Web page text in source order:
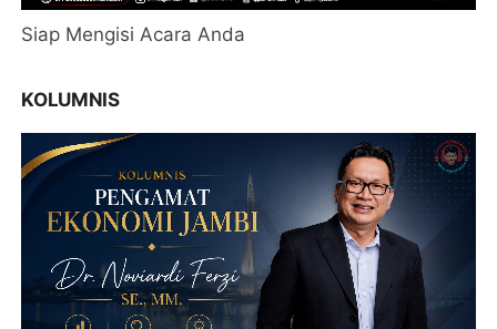
Siap Mengisi Acara Anda
KOLUMNIS